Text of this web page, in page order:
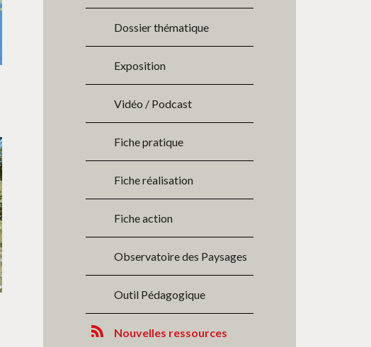
Dossier thématique
Exposition
Vidéo / Podcast
Fiche pratique
Fiche réalisation
Fiche action
Observatoire des Paysages
Outil Pédagogique
Nouvelles ressources